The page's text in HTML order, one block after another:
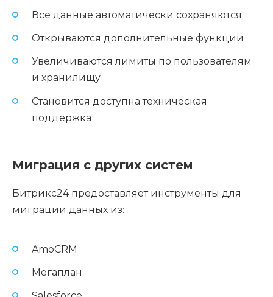
Все данные автоматически сохраняются
Открываются дополнительные функции
Увеличиваются лимиты по пользователям
и хранилищу
Становится доступна техническая
поддержка
Миграция с других систем
Битрикс24 предоставляет инструменты для
миграции данных из:
AmoCRM
Мегаплан